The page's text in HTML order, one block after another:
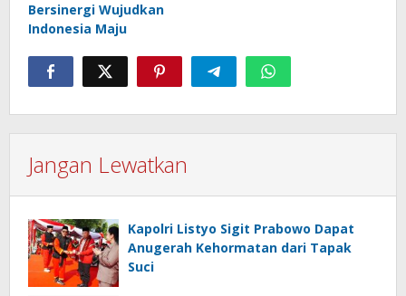
Bersinergi Wujudkan
Indonesia Maju
Jangan Lewatkan
Kapolri Listyo Sigit Prabowo Dapat
Anugerah Kehormatan dari Tapak
Suci